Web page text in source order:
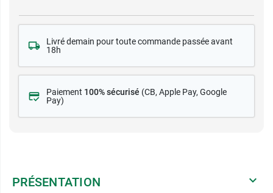
Livré demain pour toute commande passée avant
18h
Paiement 100% sécurisé (CB, Apple Pay, Google
Pay)
PRÉSENTATION